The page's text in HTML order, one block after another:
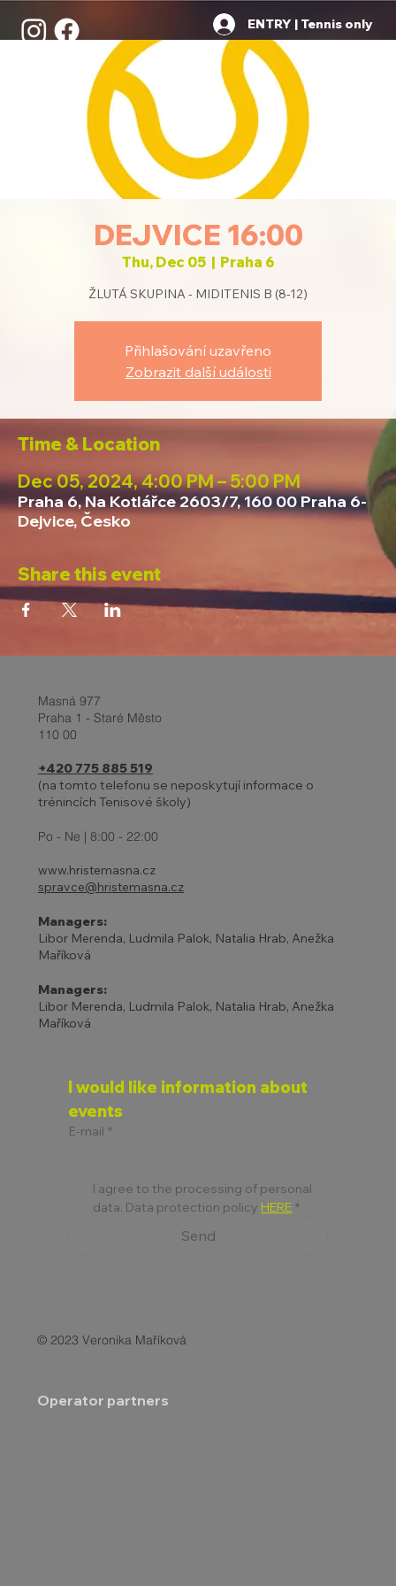
ENTRY | Tennis only
DEJVICE 16:00
Thu, Dec 05
  |
Praha 6
ŽLUTÁ SKUPINA - MIDITENIS B (8-12)
Přihlašování uzavřeno
Zobrazit další události
Time & Location
Dec 05, 2024, 4:00 PM – 5:00 PM
Praha 6, Na Kotlářce 2603/7, 160 00 Praha 6-
Dejvice, Česko
Share this event
Masná 977
Praha 1 - Staré Město
110 00
+420 775 885 519
(na tomto telefonu se neposkytují informace o
trénincích Tenisové školy)
Po - Ne | 8:00 - 22:00
www.hristemasna.cz
spravce@hristemasna.cz
Managers:
Libor Merenda, Ludmila Palok, Natalia Hrab, Anežka
Maříková
Managers:
Libor Merenda, Ludmila Palok, Natalia Hrab, Anežka
Maříková
I would like information about
events
E-mail *
I agree to the processing of personal
data. Data protection policy HERE *
Send
© 2023 Veronika Maříková
Operator partners